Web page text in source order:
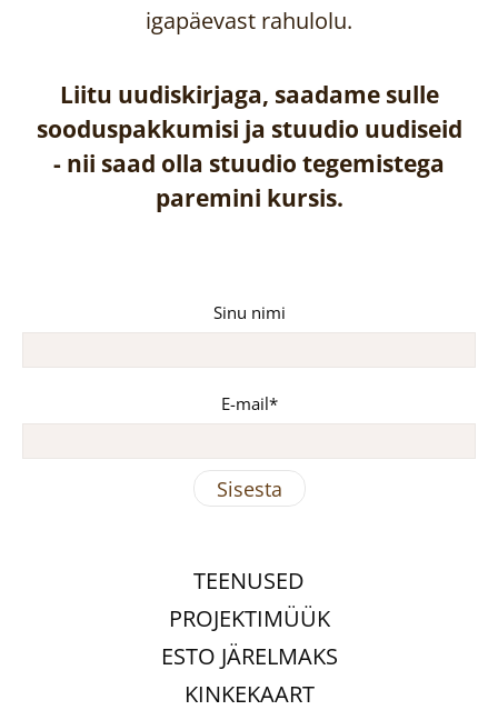
igapäevast rahulolu.
Liitu uudiskirjaga, saadame sulle
sooduspakkumisi ja stuudio uudiseid
- nii saad olla stuudio tegemistega
paremini kursis.
Sinu nimi
E-mail
TEENUSED
PROJEKTIMÜÜK
ESTO JÄRELMAKS
KINKEKAART